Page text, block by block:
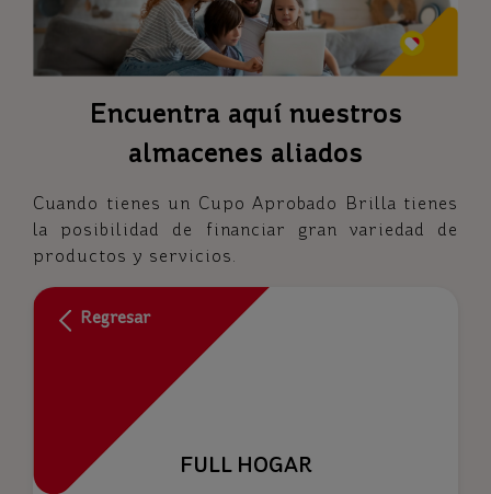
Encuentra aquí nuestros
almacenes aliados
Cuando tienes un Cupo Aprobado Brilla tienes
la posibilidad de financiar gran variedad de
productos y servicios.
Regresar
FULL HOGAR